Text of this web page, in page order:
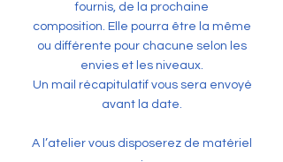
fournis, de la prochaine
composition. Elle pourra être la même
ou différente pour chacune selon les
envies et les niveaux.
Un mail récapitulatif vous sera envoyé
avant la date.
A l’atelier vous disposerez de matériel